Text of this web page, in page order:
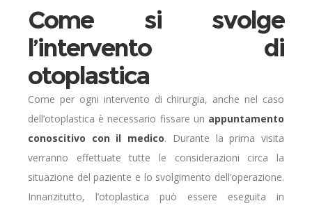
Come si svolge
l’intervento di
otoplastica
Come per ogni intervento di chirurgia, anche nel caso
dell’otoplastica è necessario fissare un appuntamento
conoscitivo con il medico. Durante la prima visita
verranno effettuate tutte le considerazioni circa la
situazione del paziente e lo svolgimento dell’operazione.
Innanzitutto, l’otoplastica può essere eseguita in